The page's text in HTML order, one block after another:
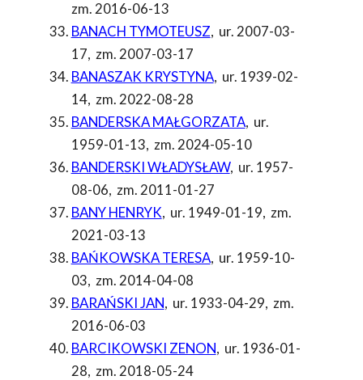
zm. 2016-06-13
BANACH TYMOTEUSZ, ur. 2007-03-
17, zm. 2007-03-17
BANASZAK KRYSTYNA, ur. 1939-02-
14, zm. 2022-08-28
BANDERSKA MAŁGORZATA, ur.
1959-01-13, zm. 2024-05-10
BANDERSKI WŁADYSŁAW, ur. 1957-
08-06, zm. 2011-01-27
BANY HENRYK, ur. 1949-01-19, zm.
2021-03-13
BAŃKOWSKA TERESA, ur. 1959-10-
03, zm. 2014-04-08
BARAŃSKI JAN, ur. 1933-04-29, zm.
2016-06-03
BARCIKOWSKI ZENON, ur. 1936-01-
28, zm. 2018-05-24